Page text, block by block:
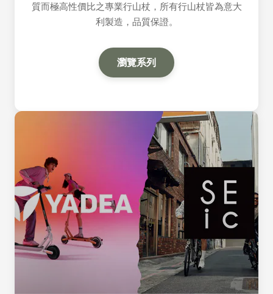
質而極高性價比之專業行山杖，所有行山杖皆為意大
利製造，品質保證。
瀏覽系列